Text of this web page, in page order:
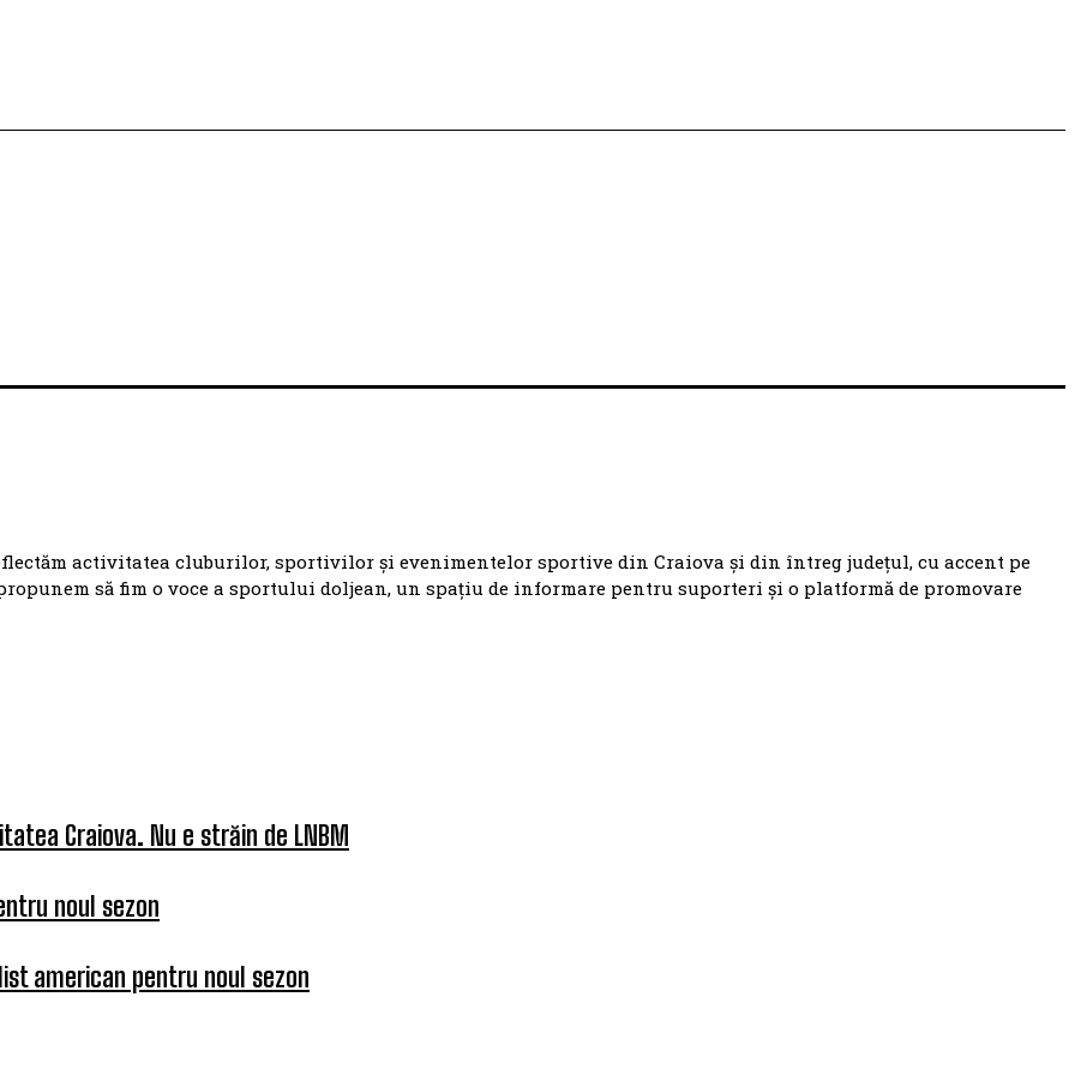
activitatea cluburilor, sportivilor și evenimentelor sportive din Craiova și din întreg județul, cu accent pe
să fim o voce a sportului doljean, un spațiu de informare pentru suporteri și o platformă de promovare
Craiova. Nu e străin de LNBM
noul sezon
american pentru noul sezon